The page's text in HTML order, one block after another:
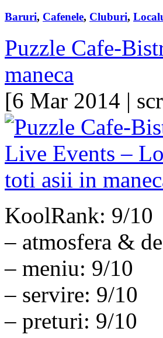
Baruri, Cafenele, Cluburi,
Puzzle Cafe-
maneca
[6 Mar 2014 |
KoolRank: 9/10
– atmosfera &
– meniu: 9/10
– servire: 9/10
– preturi: 9/10